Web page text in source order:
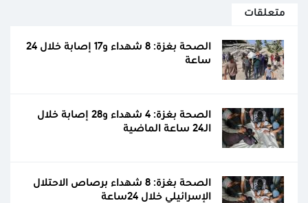
متعلقات
الصحة بغزة: 8 شهداء و17 إصابة خلال 24
ساعة
الصحة بغزة: 4 شهداء و28 إصابة خلال
الـ24 ساعة الماضية
الصحة بغزة: 8 شهداء برصاص الاحتلال
الإسرائيلي خلال 24ساعة